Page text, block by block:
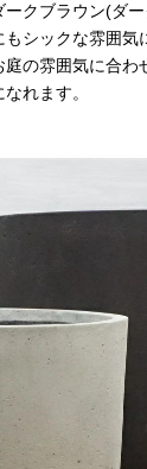
ークブラウン(ダ
シックな雰囲気
の雰囲気に合わ
れます。